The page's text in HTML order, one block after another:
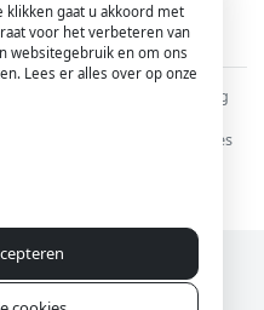
klikken gaat u akkoord met
voor het verbeteren van
websitegebruik en om ons
Lees er alles over op onze
Privacyverklaring
Beheer je cookies